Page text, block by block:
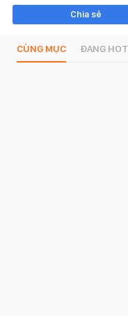
Chia sẻ
CÙNG MỤC ĐANG HOT